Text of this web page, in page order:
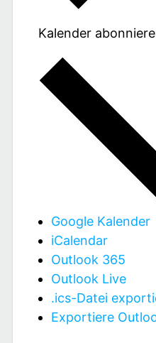
Kalender
Google Kalender
iCalendar
Outlook 365
Outlook Live
.ics-Datei
Exportiere